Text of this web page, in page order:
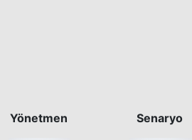
Yönetmen Senaryo